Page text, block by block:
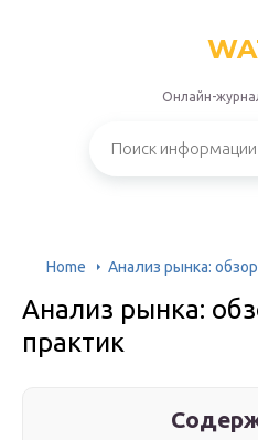
Онлайн-
Home Анализ рынка:
Анализ рынка:
практик